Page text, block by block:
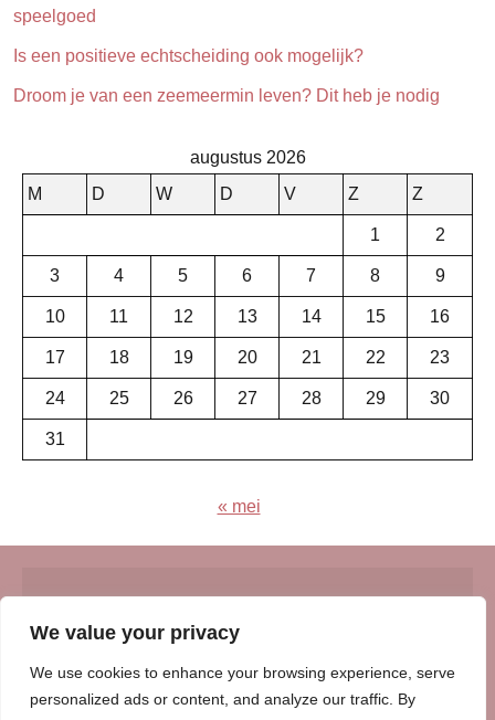
We value your privacy
We use cookies to enhance your browsing experience, serve
personalized ads or content, and analyze our traffic. By
speelgoed
Is een positieve echtscheiding ook mogelijk?
Droom je van een zeemeermin leven? Dit heb je nodig
augustus 2026
M
D W D V Z Z
1 2
3 4 5 6 7 8 9
10 11 12 13 14 15 16
17 18 19 20 21 22 23
24 25 26 27 28 29 30
31
« mei
© Insert Internetuitgeverij
Vrouwenverhalen.nl
Zomerperiode.nl - Winterperiode.nl-